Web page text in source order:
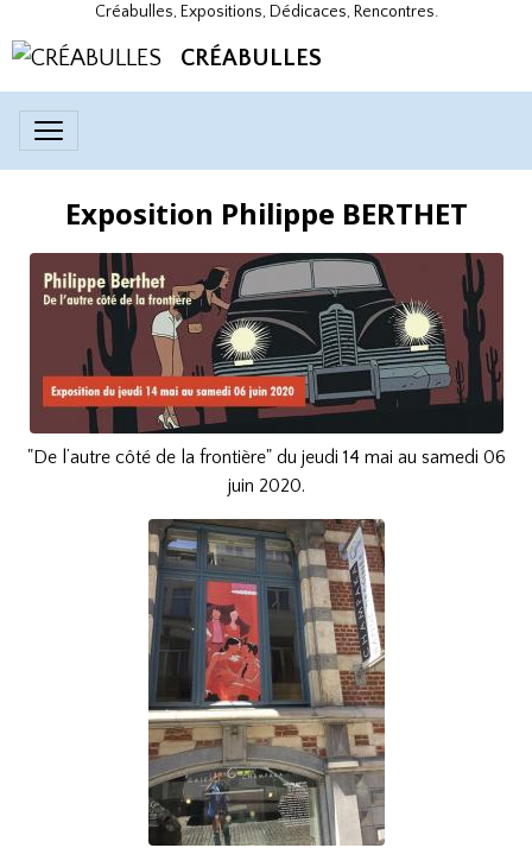
Créabulles, Expositions, Dédicaces, Rencontres.
CRÉABULLES
Exposition Philippe BERTHET
"De l’autre côté de la frontière" du jeudi 14 mai au samedi 06
juin 2020.